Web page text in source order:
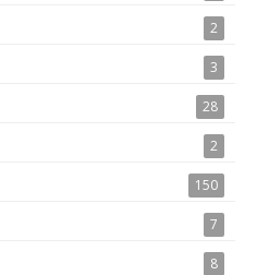
2
3
28
2
150
7
8